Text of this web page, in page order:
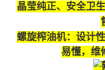
晶莹纯正、安全卫
螺旋榨油机：设计
易懂，维